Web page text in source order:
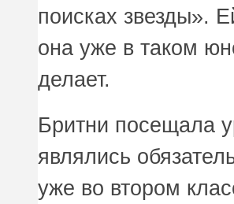
поисках звезды».
она уже в таком
делает.
Бритни посещала
являлись
уже во втором